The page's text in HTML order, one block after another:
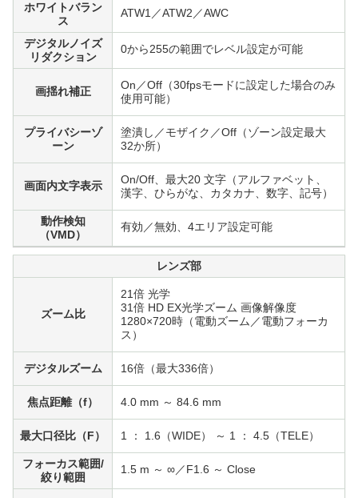
ホワイトバラン
ス
ATW1／ATW2／AWC
デジタルノイズ
リダクション
0から255の範囲でレベル設定が可能
画揺れ補正
On／Off（30fpsモードに設定した場合のみ
使用可能）
プライバシーゾ
ーン
塗潰し／モザイク／Off（ゾーン設定最大
32か所）
画面内文字表示
On/Off、最大20 文字（アルファベット、
漢字、ひらがな、カタカナ、数字、記号）
動作検知
（VMD）
有効／無効、4エリア設定可能
レンズ部
ズーム比
21倍 光学
31倍 HD EX光学ズーム 画像解像度
1280×720時（電動ズーム／電動フォーカ
ス）
デジタルズーム 16倍（最大336倍）
焦点距離（f） 4.0 mm ～ 84.6 mm
最大口径比（F） 1 ： 1.6（WIDE） ～ 1 ： 4.5（TELE）
フォーカス範囲/
絞り範囲
1.5 m ～ ∞／F1.6 ～ Close